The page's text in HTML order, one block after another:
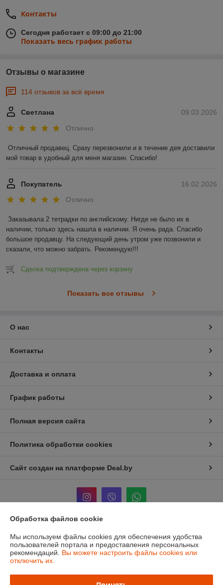
Контакты
Сегодня работает с 09:00 до 21:00
Показать весь график работы
Отзывы о магазине
114 отзывов за всё время
09.03.2026
Светлана
Отлично
Отличный продавец. Сразу перезвонили и в течение дея доставили
мой товар в удобный для меня магазин. Спасибо!
16.02.2026
Покупатель
Отлично
Заказывала 2 тетрадки по английскому. Нигде не было их в
наличии, только здесь нашла в наличии. Я очень рада. Спасибо
большое продавцу. На следующий день утром уже позвонили и
сказали, что можно забрать. Рекомендую!!!
Сделка подтверждена через корзину
Показать все отзывы
О нас
Контакты
Доставка и оплата
График работы
Полная версия сайта
Политика обработки cookies
Сайт создан на платформе Deal.by
Информация для покупателя
Юридическое лицо:ЧТУП «Мечты Киры»
220024, г. Минск, ул. Асаналиева, д.42
Регистрационный номер ЕГР: 191512959
Обработка файлов cookie
Мы используем файлы cookies для обеспечения удобства
пользователей портала и предоставления персональных
рекомендаций. Вы можете настроить файлы cookies или
отключить их.